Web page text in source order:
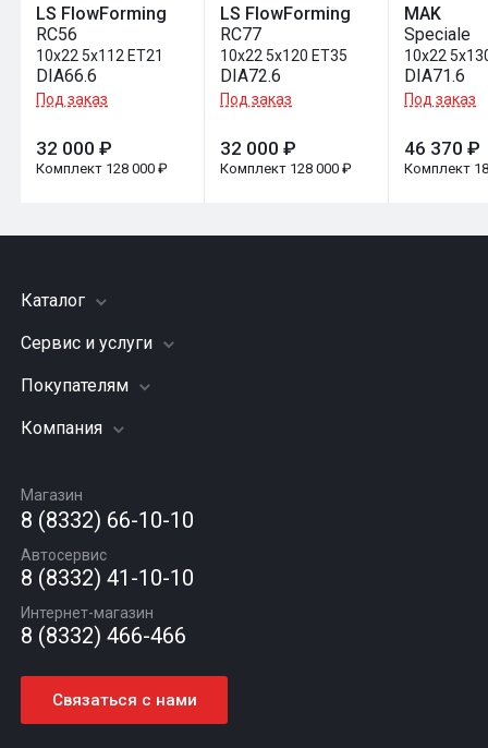
LS FlowForming
RC56
10x22 5x112 ET21
DIA66.6
Под заказ
32 000 ₽
Комплект 128 000 ₽
LS FlowForming
RC77
10x22 5x120 ET35
DIA72.6
Под заказ
32 000 ₽
Комплект 128 000 ₽
MAK
Speciale
10x22
DIA71.6
Под заказ
46 370 ₽
Комплект
Каталог
Шины
Грузовые шины
Диски
Автомасла
Сервис и услуги
Заправка кондиционера
Подвеска (ходовая часть)
Шиномонтаж
Покупателям
Акции
Гарантии и возврат
Компания
Вакансии
Новости
Статьи
Контакты
Магазин
8 (8332) 66-10-10
Автосервис
8 (8332) 41-10-10
Интернет-магазин
8 (8332) 466-466
Связаться с нами